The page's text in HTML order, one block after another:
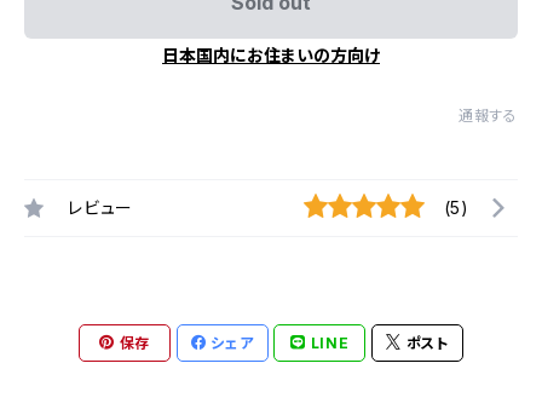
日本国内にお住まいの方向け
通報する
レビュー (5)
保存 シェア LINE ポスト